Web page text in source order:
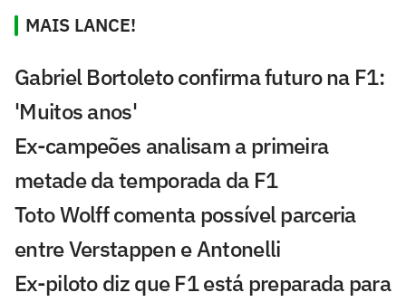
MAIS LANCE!
Gabriel Bortoleto confirma futuro na F1:
'Muitos anos'
Ex-campeões analisam a primeira
metade da temporada da F1
Toto Wolff comenta possível parceria
entre Verstappen e Antonelli
Ex-piloto diz que F1 está preparada para